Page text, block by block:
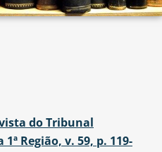
do Tribunal
Região, v. 59, p. 119-